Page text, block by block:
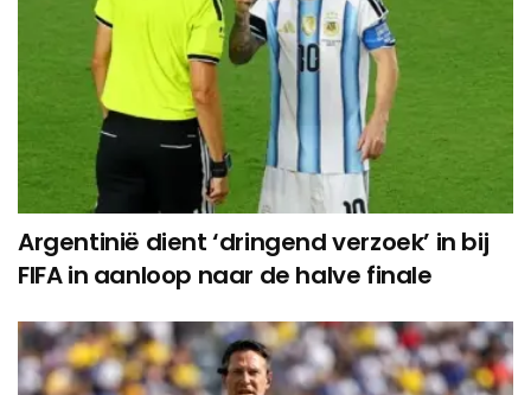
Argentinië dient ‘dringend verzoek’ in bij
FIFA in aanloop naar de halve finale